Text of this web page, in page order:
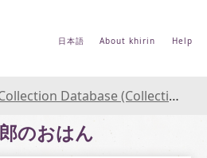
日本語 About khirin Help
(Collections Database of the National Museum of Japanese History)
のおはん